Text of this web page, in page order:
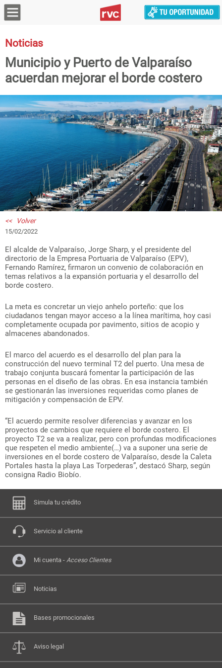
Noticias
Municipio y Puerto de Valparaíso
acuerdan mejorar el borde costero
<< Volver
15/02/2022
El alcalde de Valparaíso, Jorge Sharp, y el presidente del
directorio de la Empresa Portuaria de Valparaíso (EPV),
Fernando Ramírez, firmaron un convenio de colaboración en
temas relativos a la expansión portuaria y el desarrollo del
borde costero.
La meta es concretar un viejo anhelo porteño: que los
ciudadanos tengan mayor acceso a la línea marítima, hoy casi
completamente ocupada por pavimento, sitios de acopio y
almacenes abandonados.
El marco del acuerdo es el desarrollo del plan para la
construcción del nuevo terminal T2 del puerto. Una mesa de
trabajo conjunta buscará fomentar la participación de las
personas en el diseño de las obras. En esa instancia también
se gestionarán las inversiones requeridas como planes de
mitigación y compensación de EPV.
“El acuerdo permite resolver diferencias y avanzar en los
proyectos de cambios que requiere el borde costero. El
proyecto T2 se va a realizar, pero con profundas modificaciones
que respeten el medio ambiente(…) va a suponer una serie de
inversiones en el borde costero de Valparaíso, desde la Caleta
Portales hasta la playa Las Torpederas”, destacó Sharp, según
consigna Radio Biobío.
Simula tu crédito
Servicio al cliente
Mi cuenta - Acceso Clientes
Noticias
Bases promocionales
Aviso legal